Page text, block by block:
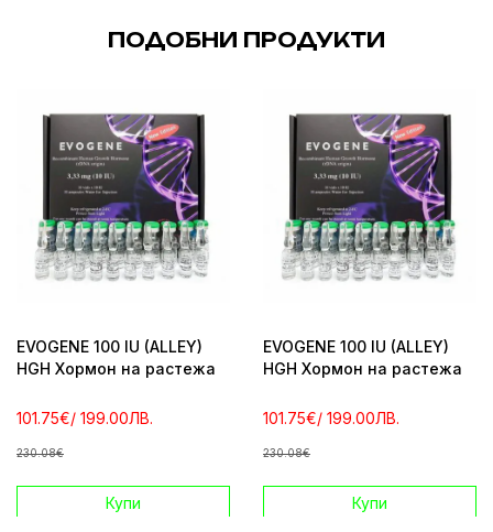
ПОДОБНИ ПРОДУКТИ
EVOGENE 100 IU (ALLEY)
HGH Хормон на растежа
101.75€/ 199.00ЛВ.
230.08€
Купи
EVOGENE 100 IU (ALLEY)
HGH Хормон на растежа
101.75€/ 199.00ЛВ.
230.08€
Купи